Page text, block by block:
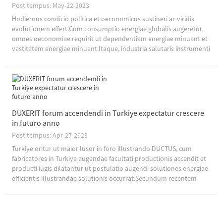
Post tempus: May-22-2023
Hodiernus condicio politica et oeconomicus sustineri ac viridis
evolutionem effert.Cum consumptio energiae globalis augeretur,
omnes oeconomiae requirit ut dependentiam energiae minuant et
vastitatem energiae minuant.Itaque, industria salutaris instrumenti
DUXERIT forum accendendi in Turkiye expectatur crescere
in futuro anno
Post tempus: Apr-27-2023
Turkiye oritur ut maior lusor in foro illustrando DUCTUS, cum
fabricatores in Turkiye augendae facultati productionis accendit et
producti iugis dilatantur ut postulatio augendi solutiones energiae
efficientis illustrandae solutionis occurrat.Secundum recentem